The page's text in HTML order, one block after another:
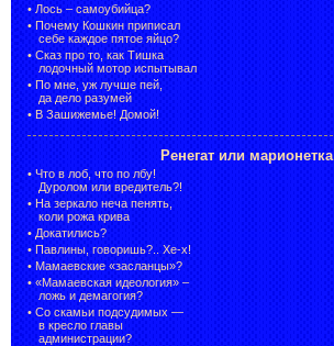
• Лось – самоубийца?
• Почему Кошкин приписал
себе каждое пятое яйцо?
• Сказ про то, как Тишка
лодочный мотор испытывал
• По мне, уж лучше пей,
да дело разумей
• В Зашижемье! Домой!
Ренегат или марионетка
• Что в лоб, что по лбу!
Дуролом или вредитель?!
• На зеркало неча пенять,
коли рожа крива
• Докатились?
• Павлины, говоришь?.. Хе-х!
• Мамаевские «засланцы»?
• «Мамаевская идеология» –
ложь и демагогия?
• Со скамьи подсудимых —
в кресло главы
администрации?